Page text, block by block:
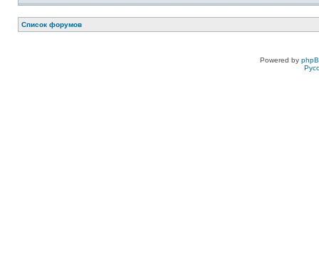
Список форумов
Powered by